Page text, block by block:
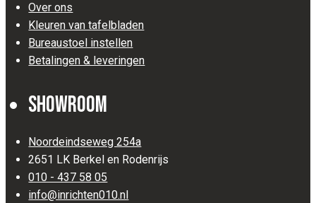
Over ons
Kleuren van tafelbladen
Bureaustoel instellen
Betalingen & leveringen
Showroom
Noordeindseweg 254a
2651 LK Berkel en Rodenrijs
010 - 437 58 05
info@inrichten010.nl